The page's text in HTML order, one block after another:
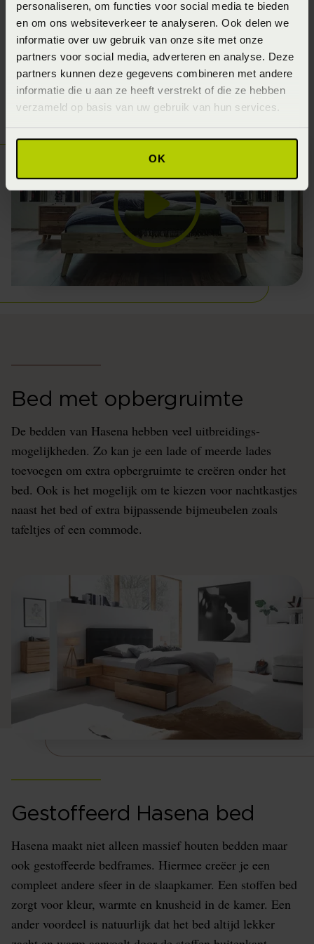
personaliseren, om functies voor social media te bieden
en om ons websiteverkeer te analyseren. Ook delen we
informatie over uw gebruik van onze site met onze
partners voor social media, adverteren en analyse. Deze
partners kunnen deze gegevens combineren met andere
informatie die u aan ze heeft verstrekt of die ze hebben
verzameld op basis van uw gebruik van hun services.
OK
vormen, ontwerpt Hasena individuele meubelonderdelen,
en laten het vervolgens aan jouw creativiteit over om
jouw droom waar te maken uit het eindeloze aantal
mogelijke combinaties...
Bed met opbergruimte
De bedden van Hasena hebben veel uitbreidings-
mogelijkheden. Zo kan je een lade of meerde lades
toevoegen om extra opbergruimte te creëren onder het
bed. Ook is het mogelijk om te kiezen voor nachtkastjes
naast het bed of extra bijpassende bijmeubelen zoals
tafeltjes of een commode.
Gestoffeerd Hasena bed
Hasena maakt niet alleen massief houten bedden maar
ook gestoffeerde bedframes. Hiermee creëer je een
compleet andere sfeer in de slaapkamer. Een stoffen bed
zorgt voor kleur, warmte en knusheid in de kamer. Een
ander voordeel is natuurlijk dat het bed altijd lekker